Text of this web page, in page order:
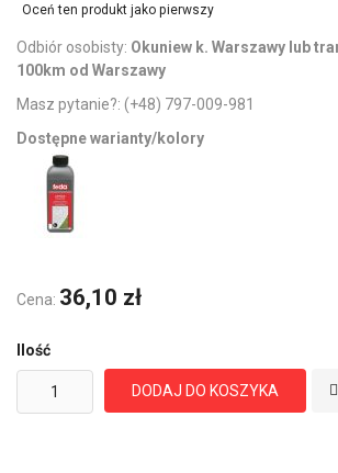
Oceń ten produkt jako pierwszy
Odbiór osobisty: Okuniew k. Warszawy lub
100km od Warszawy
Masz pytanie?: (+48) 797-009-981
Dostępne warianty/kolory
Cena: 36,10 zł
Ilość
DODAJ DO KOSZYKA